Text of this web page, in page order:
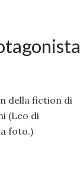
della fiction di
(Leo di
foto.)